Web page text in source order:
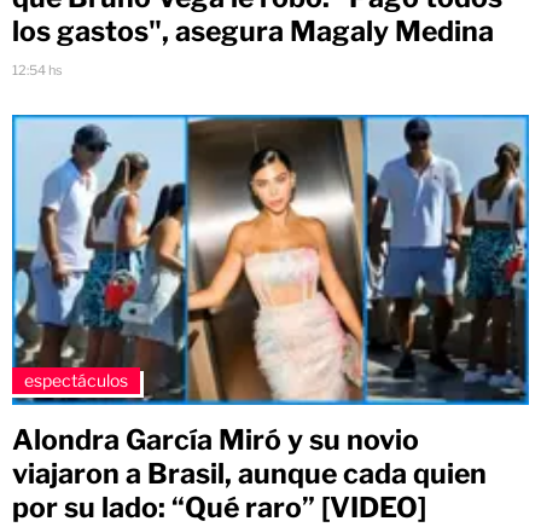
los gastos", asegura Magaly Medina
12:54 hs
espectáculos
Alondra García Miró y su novio
viajaron a Brasil, aunque cada quien
por su lado: “Qué raro” [VIDEO]